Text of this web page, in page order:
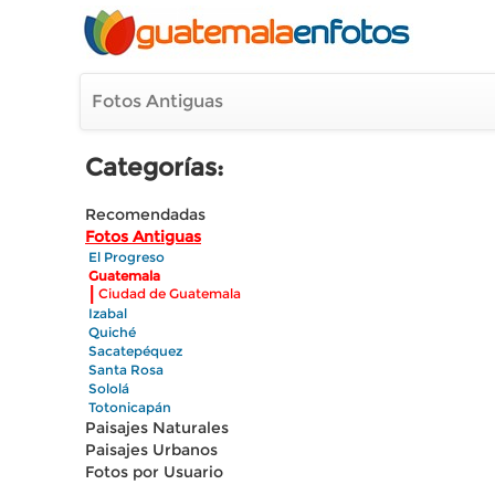
Fotos Antiguas
Categorías:
Recomendadas
Fotos Antiguas
El Progreso
Guatemala
| Ciudad de Guatemala
Izabal
Quiché
Sacatepéquez
Santa Rosa
Sololá
Totonicapán
Paisajes Naturales
Paisajes Urbanos
Fotos por Usuario